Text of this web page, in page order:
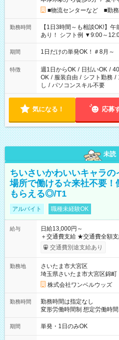
■物流センターなど ■勤
勤務時間
【1日3時間～も相談OK!】
あり！ シフト例 ▼9:00～
▼18:00～21:00
期間 1日だけの単発OK！＃8月～
特徴 週1日からOK / 日払いOK /
OK / 服装自由 / シフト勤務 /
し / パソコンスキル不要
気になる！ 応募
未読
ちいさいかわいいキャラ
場所で働ける☆来社不要！
もらえる◎/T1
アルバイト 職種未経験OK
給与
日給13,000円～
＋交通費支給 ★交通費全額支給！ ┗案件により規定あり ★日払
いOK！（規定あり） ┗働い
ンビニATMから 日払い分を引き落と
交通費別途支給あり
勤務地
さいたま市大宮区
埼玉県さいたま市大宮区錦町
株式会社ワンベルウッズ
勤務時間
勤務時間は指定なし
変形労働時間制 想定労働時間160時間/月 【シ
～21：00
期間 単発・1日のみOK